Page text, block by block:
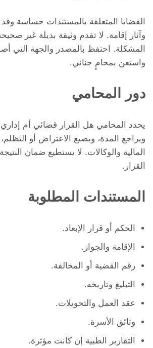
القضايا المتعلقة بالمستندات حساسة
وآثار إقامة. لا تقدم وثيقة بديلة غير
المشكلة. احتفظ بالمصدر والجهة التي
واستعن بمحامٍ جنائي.
دور المحامي
يحدد المحامي هل القرار قضائي أم
ويراجع المدة، ويصيغ الاعتراض أو
المالية والوكالات. لا يستطيع ضمان
القرار.
المستندات المطلوبة
الحكم أو قرار الإبعاد.
الإقامة والجواز.
رقم القضية أو المخالفة.
التبليغ وتاريخه.
عقد العمل والتحويلات.
وثائق الأسرة.
التقارير الطبية إن كانت مؤثرة.